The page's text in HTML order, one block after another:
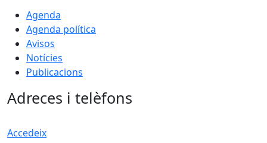
Agenda
Agenda política
Avisos
Notícies
Publicacions
Adreces i telèfons
Accedeix